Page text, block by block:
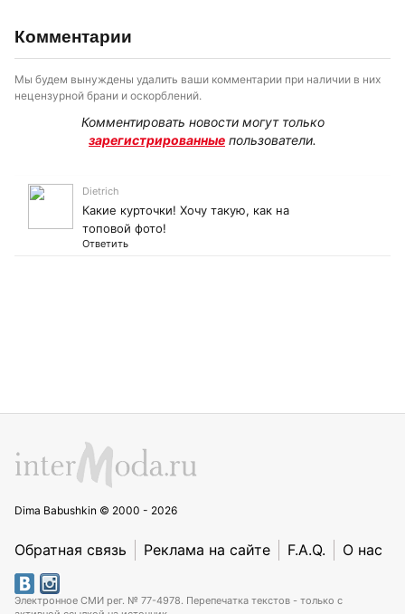
Комментарии
Мы будем вынуждены удалить ваши комментарии при наличии в них
нецензурной брани и оскорблений.
Комментировать новости могут только
зарегистрированные пользователи.
Dietrich
Какие курточки! Хочу такую, как на
топовой фото!
Ответить
Dima Babushkin © 2000 - 2026
Обратная связь Реклама на сайте F.A.Q. О нас
Электронное СМИ рег. № 77-4978. Перепечатка текстов - только с